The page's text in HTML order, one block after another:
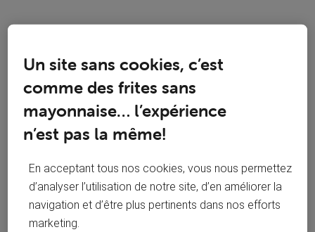
Un site sans cookies, c’est
comme des frites sans
mayonnaise… l’expérience
n’est pas la même!
En acceptant tous nos cookies, vous nous permettez
d’analyser l’utilisation de notre site, d’en améliorer la
navigation et d’être plus pertinents dans nos efforts
marketing.